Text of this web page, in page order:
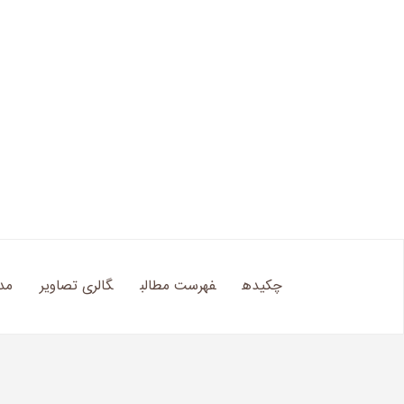
چکیده فهرست مطالب گالری تصاویر